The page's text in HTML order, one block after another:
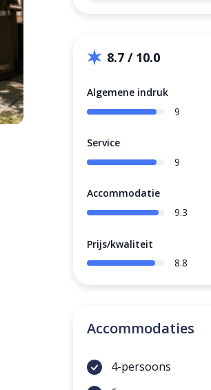
8.7 / 10.0
Algemene indruk
9
Service
9
Accommodatie
9.3
Prijs/kwaliteit
8.8
Accommodaties
4-persoons